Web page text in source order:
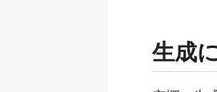
生成